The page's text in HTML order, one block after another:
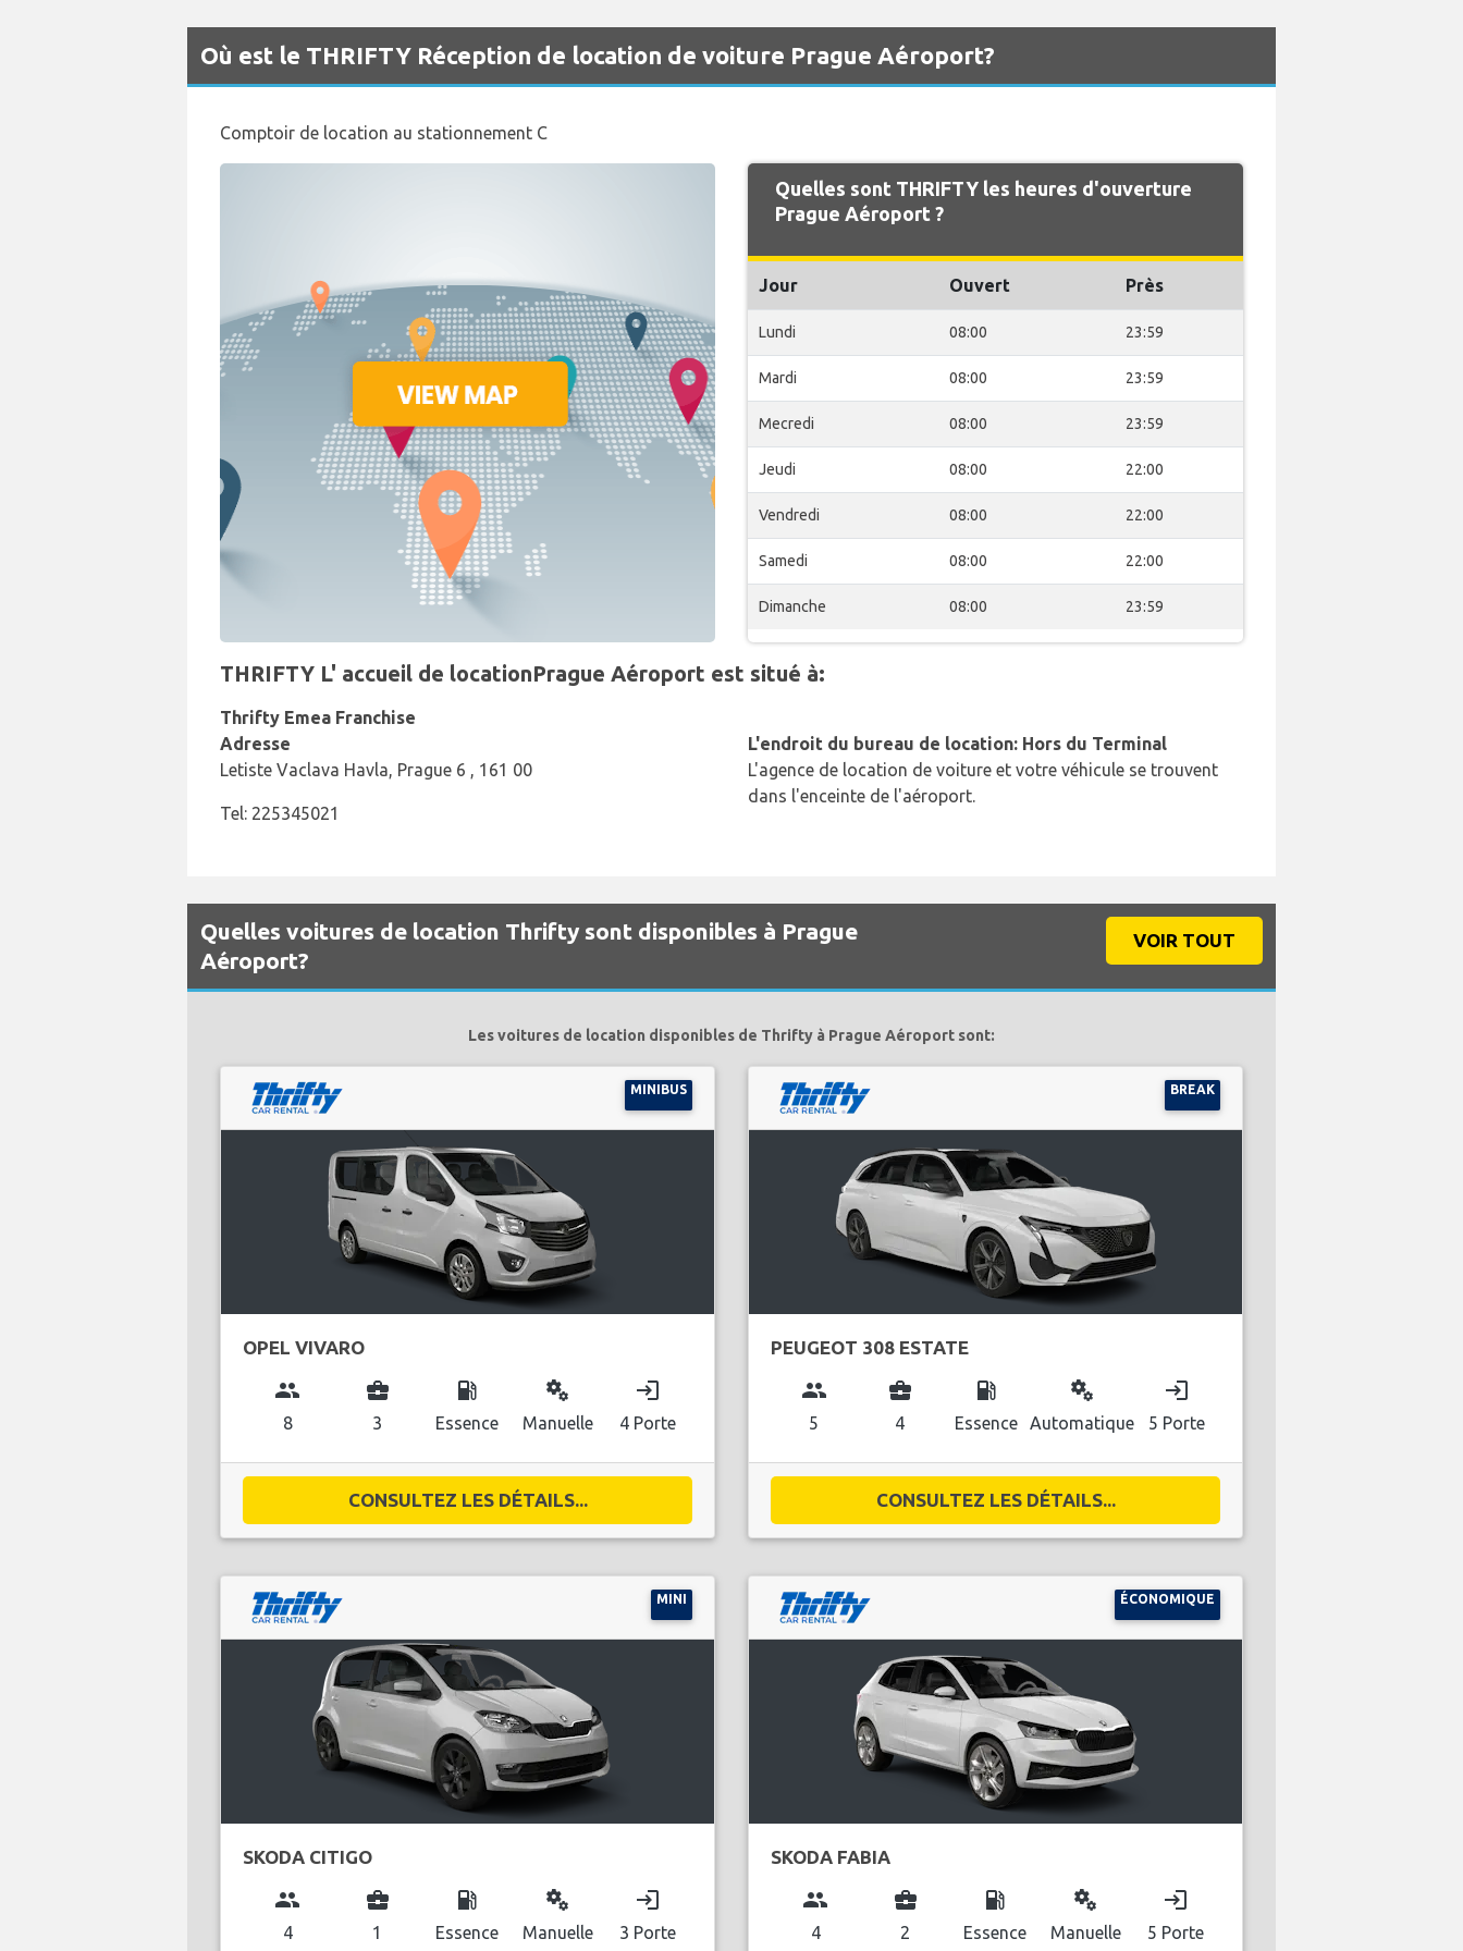
Où est le THRIFTY Réception de location de voiture Prague Aéroport?
Comptoir de location au stationnement C
Quelles sont THRIFTY les heures d'ouverture
Prague Aéroport ?
Jour Ouvert Près
Lundi 08:00 23:59
Mardi 08:00 23:59
Mecredi 08:00 23:59
Jeudi 08:00 22:00
Vendredi 08:00 22:00
Samedi 08:00 22:00
Dimanche 08:00 23:59
THRIFTY L' accueil de locationPrague Aéroport est situé à:
Thrifty Emea Franchise
Adresse
Letiste Vaclava Havla, Prague 6 , 161 00
Tel: 225345021
L'endroit du bureau de location: Hors du Terminal
L'agence de location de voiture et votre véhicule se trouvent
dans l'enceinte de l'aéroport.
Quelles voitures de location Thrifty sont disponibles à Prague
Aéroport?
VOIR TOUT
Les voitures de location disponibles de Thrifty à Prague Aéroport sont:
MINIBUS
OPEL VIVARO
group
8
business_center
3
local_gas_station
Essence
miscellaneous_services
Manuelle
login
4 Porte
CONSULTEZ LES DÉTAILS...
BREAK
PEUGEOT 308 ESTATE
group
5
business_center
4
local_gas_station
Essence
miscellaneous_services
Automatique
login
5 Porte
CONSULTEZ LES DÉTAILS...
MINI
SKODA CITIGO
group
4
business_center
1
local_gas_station
Essence
miscellaneous_services
Manuelle
login
3 Porte
ÉCONOMIQUE
SKODA FABIA
group
4
business_center
2
local_gas_station
Essence
miscellaneous_services
Manuelle
login
5 Porte